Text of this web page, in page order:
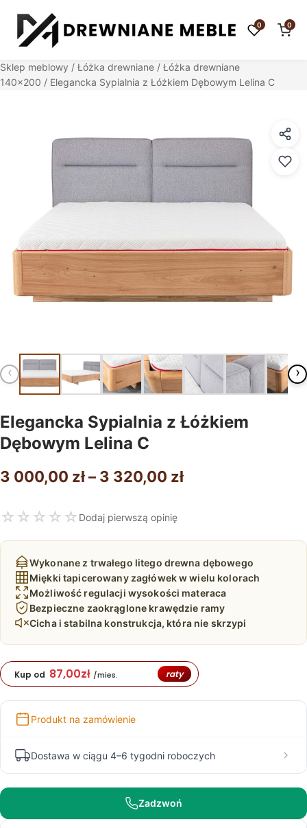
0 0
Sklep meblowy / Łóżka drewniane / Łóżka drewniane
140x200 / Elegancka Sypialnia z Łóżkiem Dębowym Lelina C
‹ ›
Elegancka Sypialnia z Łóżkiem
Dębowym Lelina C
3 000,00 zł– 3 320,00 złZakres
000,00 zł
do
3
320,00 zł
☆ ☆ ☆ ☆ ☆ Dodaj pierwszą opinię
Wykonane z trwałego litego drewna dębowego
Miękki tapicerowany zagłówek w wielu kolorach
Możliwość regulacji wysokości materaca
Bezpieczne zaokrąglone krawędzie ramy
Cicha i stabilna konstrukcja, która nie skrzypi
Kup od 87,00zł /mies. raty
Produkt na zamówienie
Dostawa w ciągu 4–6 tygodni roboczych
Zadzwoń